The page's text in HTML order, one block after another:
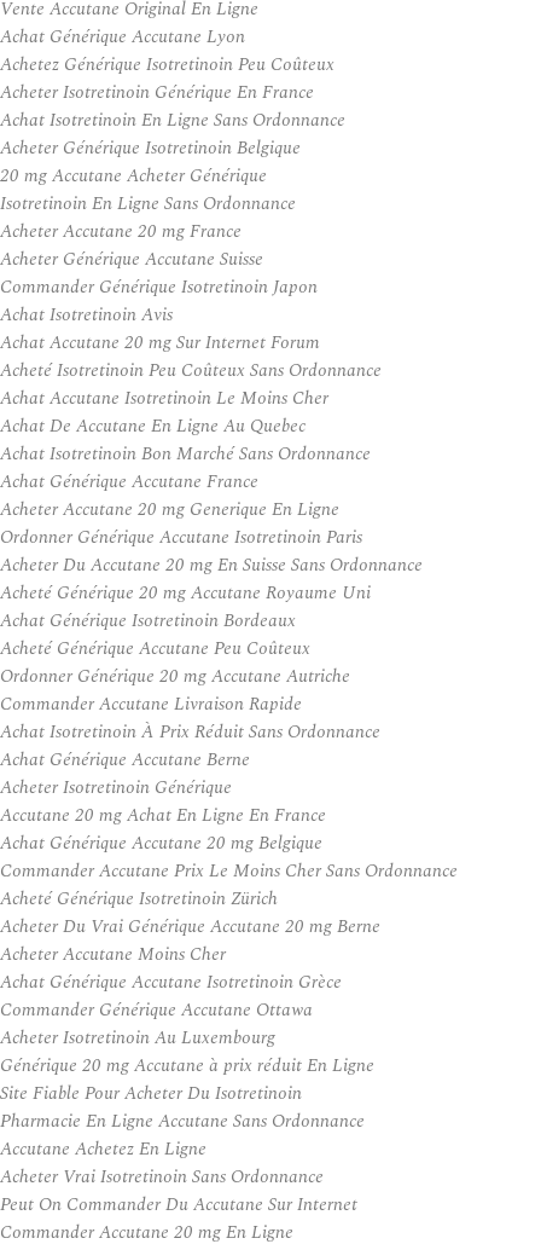
Vente Accutane Original En Ligne
Achat Générique Accutane Lyon
Achetez Générique Isotretinoin Peu Coûteux
Acheter Isotretinoin Générique En France
Achat Isotretinoin En Ligne Sans Ordonnance
Acheter Générique Isotretinoin Belgique
20 mg Accutane Acheter Générique
Isotretinoin En Ligne Sans Ordonnance
Acheter Accutane 20 mg France
Acheter Générique Accutane Suisse
Commander Générique Isotretinoin Japon
Achat Isotretinoin Avis
Achat Accutane 20 mg Sur Internet Forum
Acheté Isotretinoin Peu Coûteux Sans Ordonnance
Achat Accutane Isotretinoin Le Moins Cher
Achat De Accutane En Ligne Au Quebec
Achat Isotretinoin Bon Marché Sans Ordonnance
Achat Générique Accutane France
Acheter Accutane 20 mg Generique En Ligne
Ordonner Générique Accutane Isotretinoin Paris
Acheter Du Accutane 20 mg En Suisse Sans Ordonnance
Acheté Générique 20 mg Accutane Royaume Uni
Achat Générique Isotretinoin Bordeaux
Acheté Générique Accutane Peu Coûteux
Ordonner Générique 20 mg Accutane Autriche
Commander Accutane Livraison Rapide
Achat Isotretinoin À Prix Réduit Sans Ordonnance
Achat Générique Accutane Berne
Acheter Isotretinoin Générique
Accutane 20 mg Achat En Ligne En France
Achat Générique Accutane 20 mg Belgique
Commander Accutane Prix Le Moins Cher Sans Ordonnance
Acheté Générique Isotretinoin Zürich
Acheter Du Vrai Générique Accutane 20 mg Berne
Acheter Accutane Moins Cher
Achat Générique Accutane Isotretinoin Grèce
Commander Générique Accutane Ottawa
Acheter Isotretinoin Au Luxembourg
Générique 20 mg Accutane à prix réduit En Ligne
Site Fiable Pour Acheter Du Isotretinoin
Pharmacie En Ligne Accutane Sans Ordonnance
Accutane Achetez En Ligne
Acheter Vrai Isotretinoin Sans Ordonnance
Peut On Commander Du Accutane Sur Internet
Commander Accutane 20 mg En Ligne